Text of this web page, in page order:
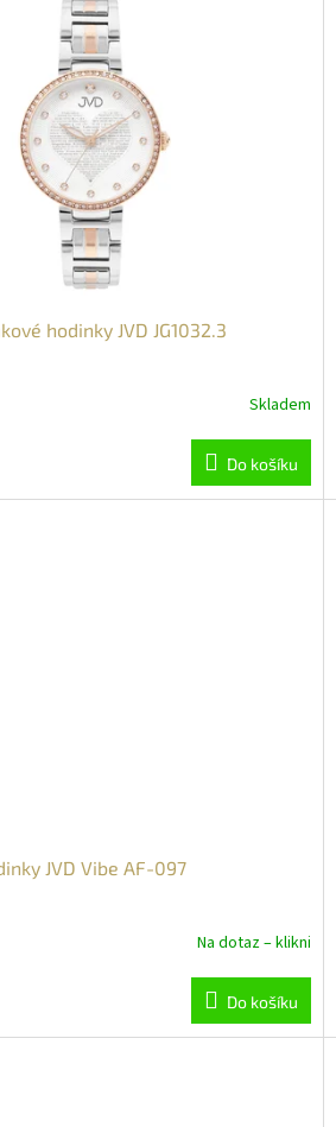
hodinky JVD JG1032.3
Skladem
Do košíku
JVD Vibe AF-097
Na dotaz – klikni
Do košíku